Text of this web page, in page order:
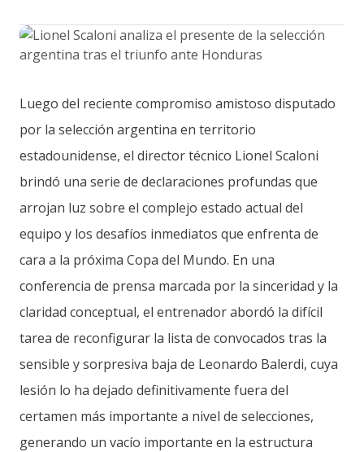
Luego del reciente compromiso amistoso disputado
por la selección argentina en territorio
estadounidense, el director técnico Lionel Scaloni
brindó una serie de declaraciones profundas que
arrojan luz sobre el complejo estado actual del
equipo y los desafíos inmediatos que enfrenta de
cara a la próxima Copa del Mundo. En una
conferencia de prensa marcada por la sinceridad y la
claridad conceptual, el entrenador abordó la difícil
tarea de reconfigurar la lista de convocados tras la
sensible y sorpresiva baja de Leonardo Balerdi, cuya
lesión lo ha dejado definitivamente fuera del
certamen más importante a nivel de selecciones,
generando un vacío importante en la estructura